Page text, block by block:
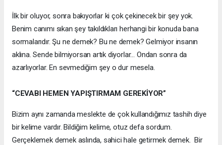
İlk bir oluyor, sonra bakıyorlar ki çok çekinecek bir şey yok.
Benim canımı sıkan şey takıldıkları herhangi bir konuda bana
sormalarıdır. Şu ne demek? Bu ne demek? Gelmiyor insanın
aklına. Sende bilmiyorsan artık diyorlar… Ondan sonra da
azarlıyorlar. En sevmediğim şey o dur mesela.
“CEVABI HEMEN YAPIŞTIRMAM GEREKİYOR”
Bizim aynı zamanda meslekte de çok kullandığımız tashih diye
bir kelime vardır. Bildiğim kelime, otuz defa sordum.
Gerçeklemek demek aslında, sahici hale getirmek demek. Bir